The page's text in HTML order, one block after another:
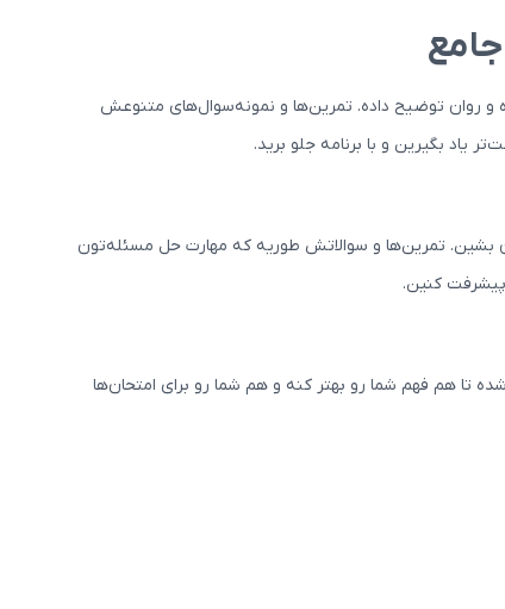
روان توضیح داده. تمرین‌ها و نمونه‌سوال‌های متنوعش
یاد بگیرین و با برنامه جلو برید.
بشین. تمرین‌ها و سوالاتش طوریه که مهارت حل مسئله‌تون
کنین.
هم فهم شما رو بهتر کنه و هم شما رو برای امتحان‌ها